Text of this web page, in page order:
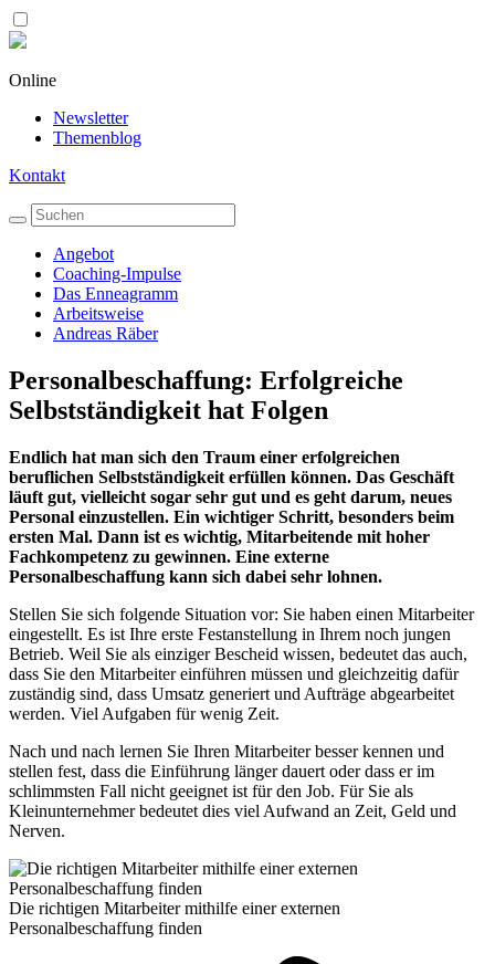
Online
Newsletter
Themenblog
Kontakt
Angebot
Coaching-Impulse
Das Enneagramm
Arbeitsweise
Andreas Räber
Personalbeschaffung: Erfolgreiche
Selbstständigkeit hat Folgen
Endlich hat man sich den Traum einer erfolgreichen
beruflichen Selbstständigkeit erfüllen können. Das Geschäft
läuft gut, vielleicht sogar sehr gut und es geht darum, neues
Personal einzustellen. Ein wichtiger Schritt, besonders beim
ersten Mal. Dann ist es wichtig, Mitarbeitende mit hoher
Fachkompetenz zu gewinnen. Eine externe
Personalbeschaffung kann sich dabei sehr lohnen.
Stellen Sie sich folgende Situation vor: Sie haben einen Mitarbeiter
eingestellt. Es ist Ihre erste Festanstellung in Ihrem noch jungen
Betrieb. Weil Sie als einziger Bescheid wissen, bedeutet das auch,
dass Sie den Mitarbeiter einführen müssen und gleichzeitig dafür
zuständig sind, dass Umsatz generiert und Aufträge abgearbeitet
werden. Viel Aufgaben für wenig Zeit.
Nach und nach lernen Sie Ihren Mitarbeiter besser kennen und
stellen fest, dass die Einführung länger dauert oder dass er im
schlimmsten Fall nicht geeignet ist für den Job. Für Sie als
Kleinunternehmer bedeutet dies viel Aufwand an Zeit, Geld und
Nerven.
Die richtigen Mitarbeiter mithilfe einer externen
Personalbeschaffung finden